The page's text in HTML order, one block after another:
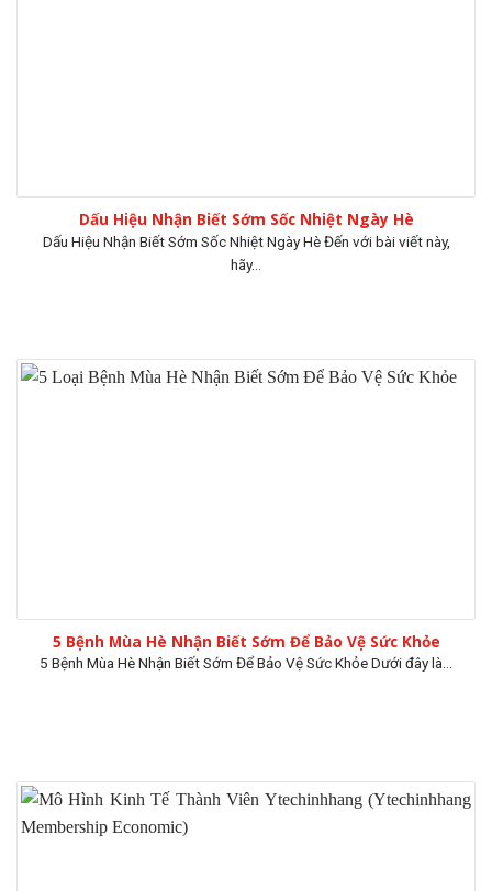
Dấu Hiệu Nhận Biết Sớm Sốc Nhiệt Ngày Hè
Dấu Hiệu Nhận Biết Sớm Sốc Nhiệt Ngày Hè Đến với bài viết này,
hãy...
5 Bệnh Mùa Hè Nhận Biết Sớm Để Bảo Vệ Sức Khỏe
5 Bệnh Mùa Hè Nhận Biết Sớm Để Bảo Vệ Sức Khỏe Dưới đây là...